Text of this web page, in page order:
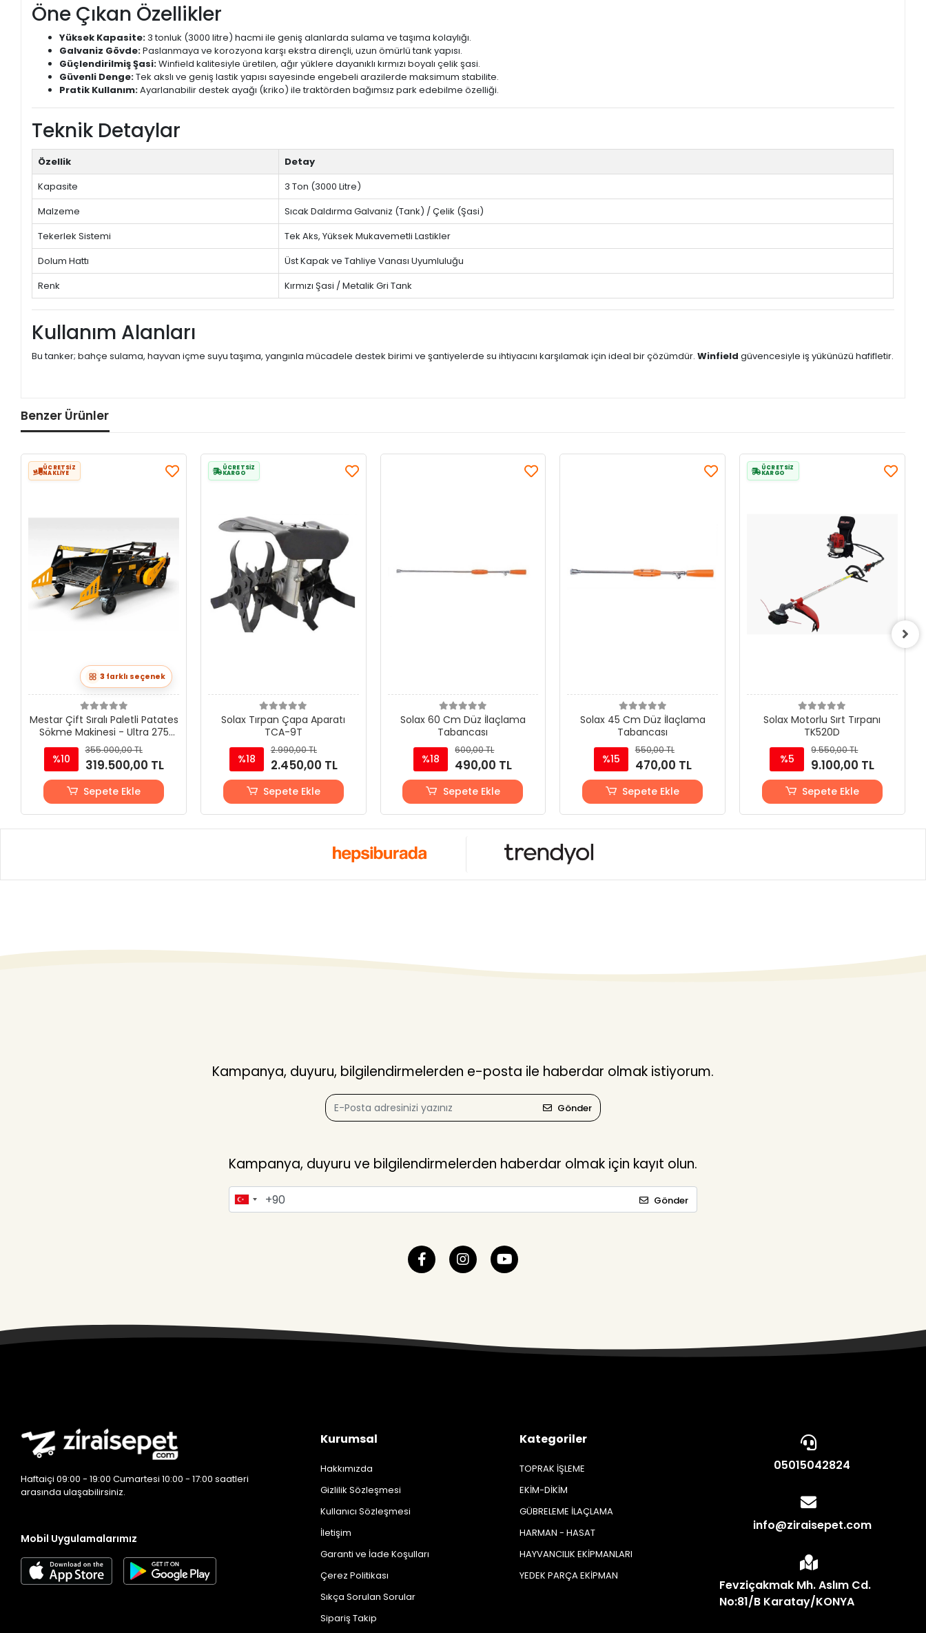
Öne Çıkan Özellikler
Yüksek Kapasite:3 tonluk (3000 litre) hacmi ile geniş alanlarda sulama ve taşıma kolaylığı.
Galvaniz Gövde:Paslanmaya ve korozyona karşı ekstra dirençli, uzun ömürlü tank yapısı.
Güçlendirilmiş Şasi:Winfield kalitesiyle üretilen, ağır yüklere dayanıklı kırmızı boyalı çelik şasi.
Güvenli Denge:Tek akslı ve geniş lastik yapısı sayesinde engebeli arazilerde maksimum stabilite.
Pratik Kullanım:Ayarlanabilir destek ayağı (kriko) ile traktörden bağımsız park edebilme özelliği.
Teknik Detaylar
Özellik
Detay
Kapasite
3 Ton (3000 Litre)
Malzeme
Sıcak Daldırma Galvaniz (Tank) / Çelik (Şasi)
Tekerlek Sistemi
Tek Aks, Yüksek Mukavemetli Lastikler
Dolum Hattı
Üst Kapak ve Tahliye Vanası Uyumluluğu
Renk
Kırmızı Şasi / Metalik Gri Tank
Kullanım Alanları
Bu tanker; bahçe sulama, hayvan içme suyu taşıma, yangınla mücadele destek birimi ve şantiyelerde su ihtiyacını karşılamak için ideal bir çözümdür.Winfield güvencesiyle iş yükünüzü hafifletir.
Benzer Ürünler
ÜCRETSİZ
NAKLİYE
3farklı seçenek
Mestar Çift Sıralı Paletli Patates
Sökme Makinesi - Ultra 275
Modeli
%10
355.000,00 TL
319.500,00 TL
Sepete Ekle
ÜCRETSİZ
KARGO
Solax Tırpan Çapa Aparatı
TCA-9T
%18
2.990,00 TL
2.450,00 TL
Sepete Ekle
Solax 60 Cm Düz İlaçlama
Tabancası
%18
600,00 TL
490,00 TL
Sepete Ekle
Solax 45 Cm Düz İlaçlama
Tabancası
%15
550,00 TL
470,00 TL
Sepete Ekle
ÜCRETSİZ
KARGO
Solax Motorlu Sırt Tırpanı
TK520D
%5
9.550,00 TL
9.100,00 TL
Sepete Ekle
Kampanya, duyuru, bilgilendirmelerden e-posta ile haberdar olmak istiyorum.
Gönder
Kampanya, duyuru ve bilgilendirmelerden haberdar olmak için kayıt olun.
Gönder
Haftaiçi 09:00 - 19:00 Cumartesi 10:00 - 17:00 saatleri
arasında ulaşabilirsiniz.
Mobil Uygulamalarımız
Kurumsal
Hakkımızda
Gizlilik Sözleşmesi
Kullanıcı Sözleşmesi
İletişim
Garanti ve İade Koşulları
Çerez Politikası
Sıkça Sorulan Sorular
Sipariş Takip
Kategoriler
TOPRAK İŞLEME
EKİM-DİKİM
GÜBRELEME İLAÇLAMA
HARMAN - HASAT
HAYVANCILIK EKİPMANLARI
YEDEK PARÇA EKİPMAN
05015042824
info@ziraisepet.com
Fevziçakmak Mh. Aslım Cd.
No:81/B Karatay/KONYA